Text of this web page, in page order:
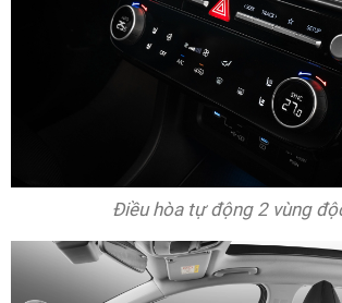
Điều hòa tự động 2 vùng